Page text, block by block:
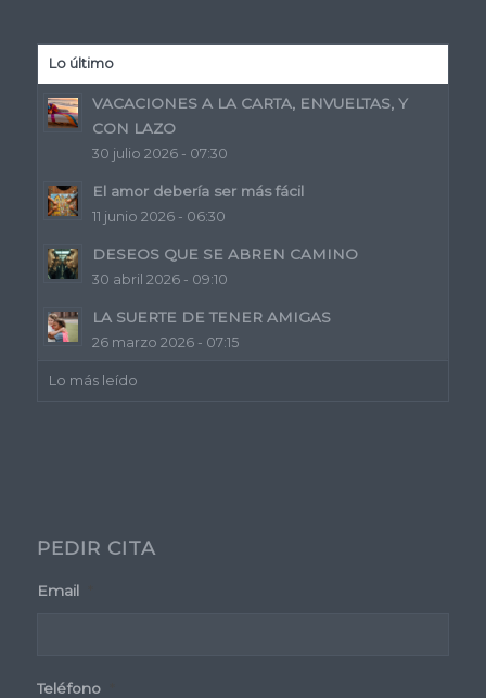
Lo último
VACACIONES A LA CARTA, ENVUELTAS, Y
CON LAZO
30 julio 2026 - 07:30
El amor debería ser más fácil
11 junio 2026 - 06:30
DESEOS QUE SE ABREN CAMINO
30 abril 2026 - 09:10
LA SUERTE DE TENER AMIGAS
26 marzo 2026 - 07:15
Lo más leído
PEDIR CITA
Email
Teléfono